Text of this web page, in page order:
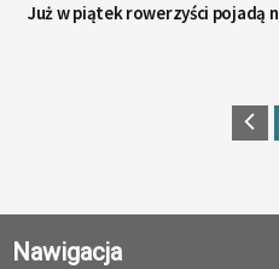
Już w piątek rowerzyści pojadą
Nawigacja